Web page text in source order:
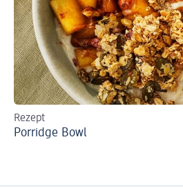
Rezept
Porridge Bowl